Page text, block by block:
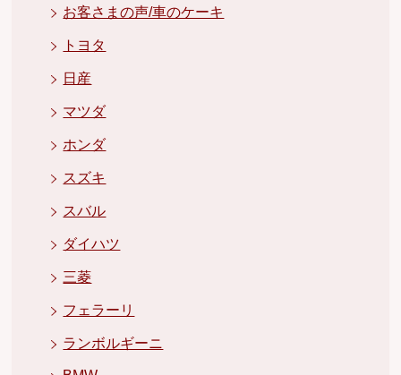
お客さまの声/車のケーキ
トヨタ
日産
マツダ
ホンダ
スズキ
スバル
ダイハツ
三菱
フェラーリ
ランボルギーニ